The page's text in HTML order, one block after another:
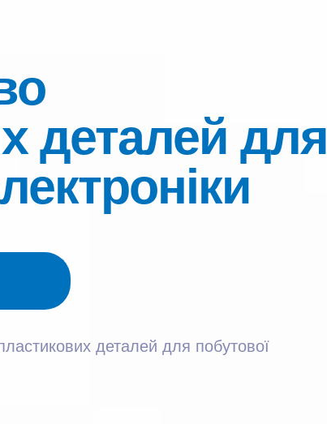
деталей для
деталей для побутової